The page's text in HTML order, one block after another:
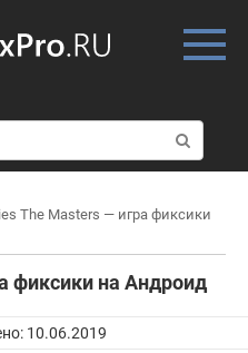
о
и
к
The Masters — игра фиксики
фиксики на Андроид
10.06.2019